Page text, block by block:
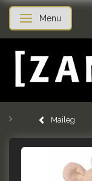
Skifte navigation
Menu
Maileg